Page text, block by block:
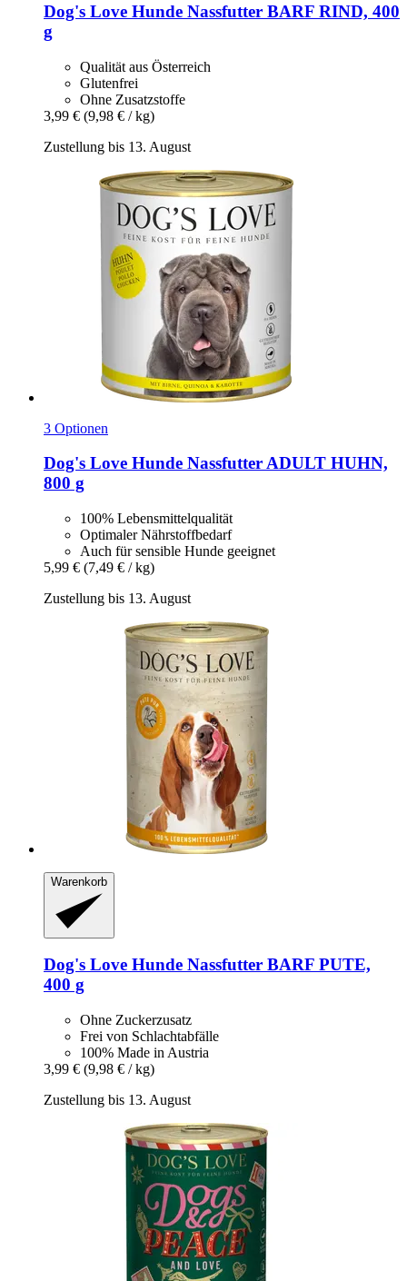
Dog's Love Hunde Nassfutter BARF RIND, 400
g
Qualität aus Österreich
Glutenfrei
Ohne Zusatzstoffe
3,99 € (9,98 € / kg)
Zustellung bis 13. August
3 Optionen
Dog's Love Hunde Nassfutter ADULT HUHN,
800 g
100% Lebensmittelqualität
Optimaler Nährstoffbedarf
Auch für sensible Hunde geeignet
5,99 € (7,49 € / kg)
Zustellung bis 13. August
Warenkorb
Dog's Love Hunde Nassfutter BARF PUTE,
400 g
Ohne Zuckerzusatz
Frei von Schlachtabfälle
100% Made in Austria
3,99 € (9,98 € / kg)
Zustellung bis 13. August